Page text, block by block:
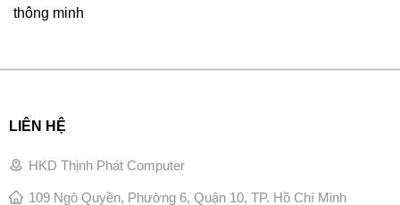
thông minh
LIÊN HỆ
HKD Thịnh Phát Computer
109 Ngô Quyền, Phường 6, Quận 10, TP. Hồ Chí Minh